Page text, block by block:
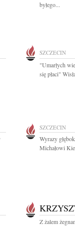
byłego...
SZCZECIN
"Umarłych
się płaci"
SZCZECIN
Wyrazy
Michałowi
Z żalem